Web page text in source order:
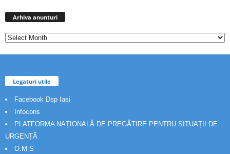
Arhiva anunturi
Legaturi utile
Facebook Dsp Iasi
Infocons
PLATFORMA NAȚIONALĂ DE PREGĂTIRE PENTRU SITUAȚII DE
URGENȚĂ
O.M.S